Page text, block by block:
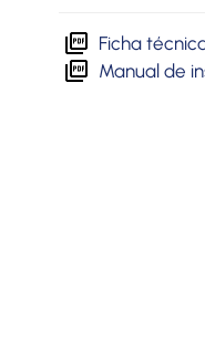
Ficha
Manual de